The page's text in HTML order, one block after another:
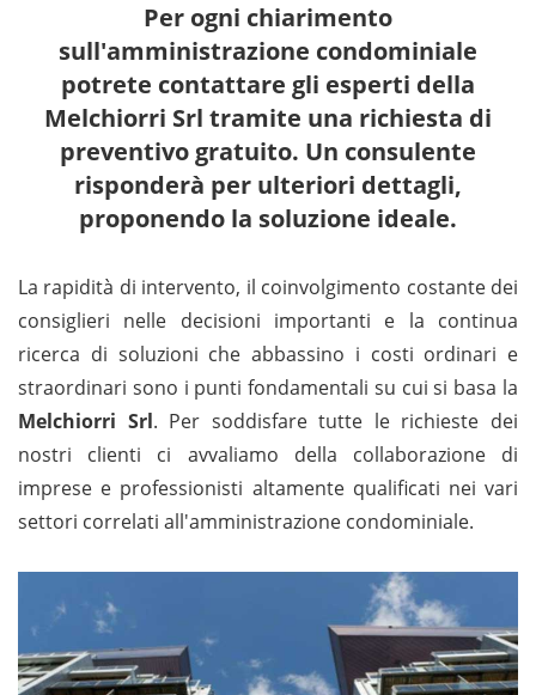
Per ogni chiarimento
sull'amministrazione condominiale
potrete contattare gli esperti della
Melchiorri Srl tramite una richiesta di
preventivo gratuito. Un consulente
risponderà per ulteriori dettagli,
proponendo la soluzione ideale.
La rapidità di intervento, il coinvolgimento costante dei
consiglieri nelle decisioni importanti e la continua
ricerca di soluzioni che abbassino i costi ordinari e
straordinari sono i punti fondamentali su cui si basa la
Melchiorri Srl. Per soddisfare tutte le richieste dei
nostri clienti ci avvaliamo della collaborazione di
imprese e professionisti altamente qualificati nei vari
settori correlati all'amministrazione condominiale.